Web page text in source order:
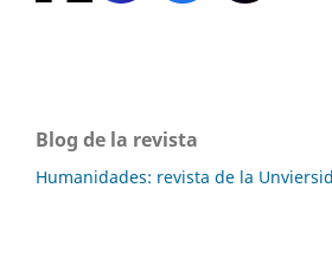
Blog de la revista
Humanidades: revista de la